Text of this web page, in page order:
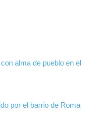
alma de pueblo en el
por el barrio de Roma